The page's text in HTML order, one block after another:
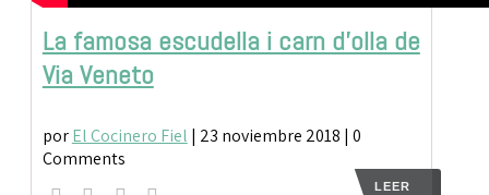
La famosa escudella i carn d’olla de
Via Veneto
porEl Cocinero Fiel | 23 noviembre 2018 | 0
Comments
LEER